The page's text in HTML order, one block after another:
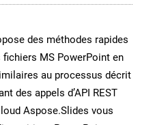
des méthodes rapides
MS PowerPoint en
au processus décrit
des appels d’API REST
Aspose.Slides vous